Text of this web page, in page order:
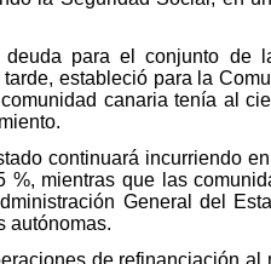
para el conjunto de
estableció para la
canaria tenía al
continuará incurriendo
mientras que las
General del
autónomas.
de refinanciación al